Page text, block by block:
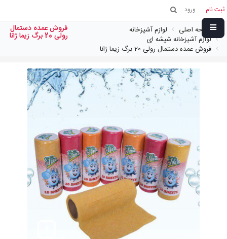
ثبت نام ورود
صفحه اصلی
لوازم آشپزخانه
لوازم آشپزخانه شیشه ای
فروش عمده دستمال رولی 20 برگ زیما ژانا
فروش عمده دستمال
رولی 20 برگ زیما ژانا